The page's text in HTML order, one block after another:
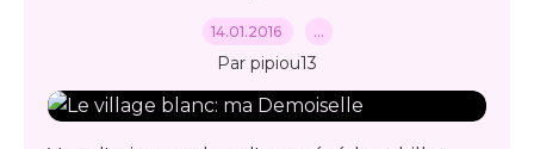
14.01.2016 …
Par pipiou13